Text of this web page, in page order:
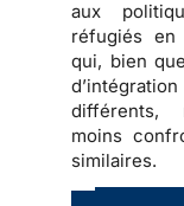
aux
réfugiés en
qui, bien
différents,
moins
similaires.